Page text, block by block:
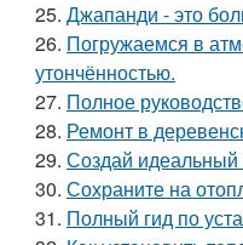
25. Джапанди - это
26. Погружаемся в
утончённостью.
27. Полное
28. Ремонт в
29. Создай идеальный
30. Сохраните на
31. Полный гид по